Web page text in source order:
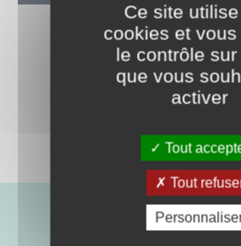
Ce site
cookies et
le contrôle
que vous
activer
Tout
Tout